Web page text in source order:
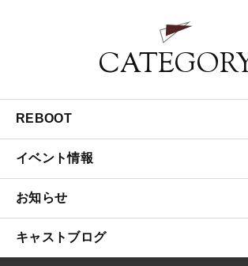
REBOOT
イベント情報
お知らせ
キャストブログ